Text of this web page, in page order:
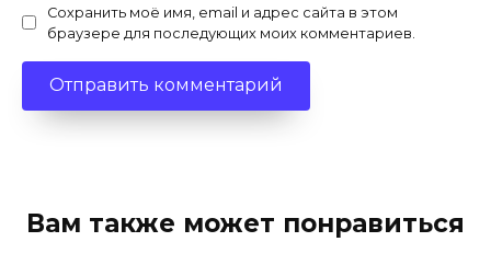
Сохранить моё имя, email и адрес сайта в этом
браузере для последующих моих комментариев.
Вам также может понравиться